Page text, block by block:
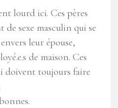
lourd ici. Ces pères
sexe masculin qui se
leur épouse,
de maison. Ces
doivent toujours faire